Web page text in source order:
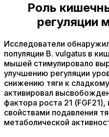
Роль
регуляции
Исследователи
популяции B. vulgatus в
мышей стимулировало
улучшению регуляции
снижению тяги к
активировал
фактора роста 21
свойствами подавления
метаболической